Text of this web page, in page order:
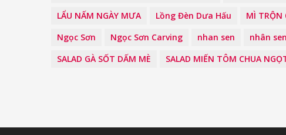
LẨU NẤM NGÀY MƯA
Lồng Đèn Dưa Hấu MÌ TRỘN
Ngọc Sơn
Ngọc Sơn Carving nhan sen nhân sen
SALAD GÀ SỐT DẤM MÈ
SALAD MIẾN TÔM CHUA